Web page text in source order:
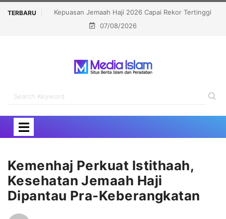
TERBARU
Tertinggi
Politisi Muslim Berpeluang jadi Senat Michigan,
Kalahkan Kandidat Pro-Israel
07/08/2026
Kemenhaj Perkuat Istithaah,
Kesehatan Jemaah Haji
Dipantau Pra-Keberangkatan